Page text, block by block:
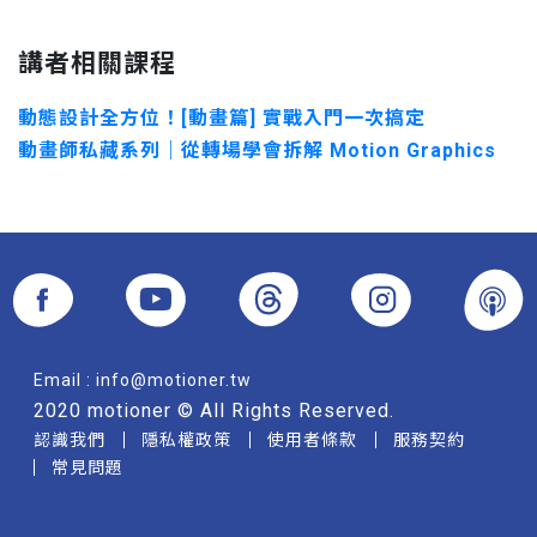
講者相關課程
動態設計全方位！[動畫篇] 實戰入門一次搞定
動畫師私藏系列｜從轉場學會拆解 Motion Graphics
Email : info@motioner.tw
2020 motioner © All Rights Reserved.
認識我們 隱私權政策 使用者條款
服務契約
常見問題